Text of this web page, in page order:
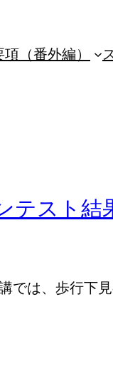
（番外編）
テスト結
では、歩行下